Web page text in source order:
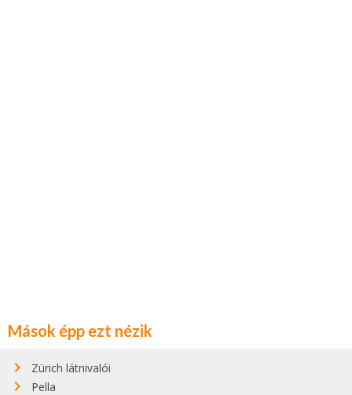
Mások épp ezt nézik
Zürich látnivalói
Pella